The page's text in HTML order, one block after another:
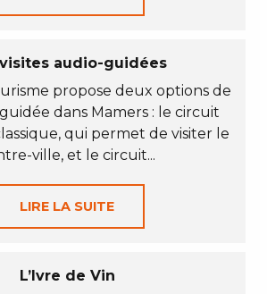
audio-guidées
propose deux options de
dans Mamers : le circuit
qui permet de visiter le
ville, et le circuit...
LIRE LA SUITE
L’Ivre de Vin